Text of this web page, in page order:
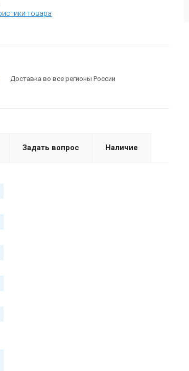
товара
Доставка во все регионы России
Задать вопрос Наличие